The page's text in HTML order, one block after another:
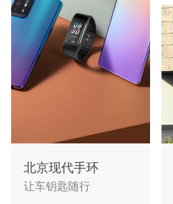
北京现代手环
让车钥匙随行